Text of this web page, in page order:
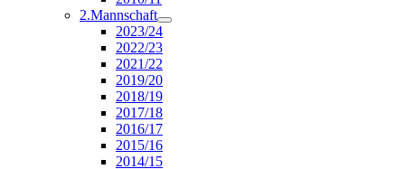
2.Mannschaft
2023/24
2022/23
2021/22
2019/20
2018/19
2017/18
2016/17
2015/16
2014/15